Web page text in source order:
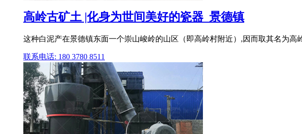
高岭古矿土 |化身为世间美好的瓷器_景德镇
这种白泥产在景德镇东面一个崇山峻岭的山区（即高岭村附近）,因而取其名为
联系电话: 180 3780 8511